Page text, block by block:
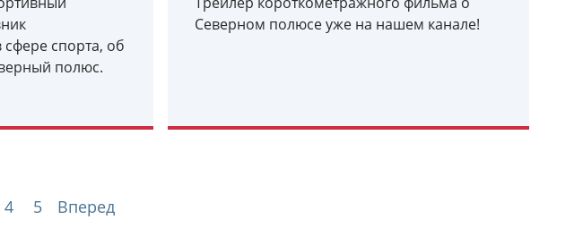
спорта, об
полюс.
Северном полюсе уже на нашем канале!
УЗНАТЬ ПОДРОБНЕЕ
4 5 Вперед